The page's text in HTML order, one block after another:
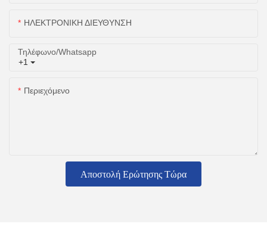
ΗΛΕΚΤΡΟΝΙΚΗ ΔΙΕΥΘΥΝΣΗ
+1
Τηλέφωνο/whatsapp
Περιεχόμενο
Αποστολή Ερώτησης Τώρα